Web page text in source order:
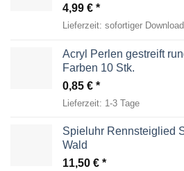
4,99 €
Lieferzeit: sofortiger Download
Acryl Perlen gestreift
Farben 10 Stk.
0,85 €
Lieferzeit: 1-3 Tage
Spieluhr Rennsteiglied
Wald
11,50 €